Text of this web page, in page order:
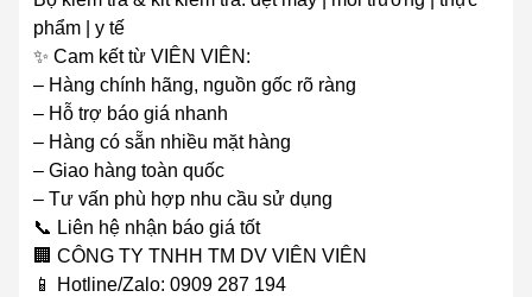
phẩm | y tế
✨ Cam kết từ VIÊN VIÊN:
– Hàng chính hãng, nguồn gốc rõ ràng
– Hỗ trợ báo giá nhanh
– Hàng có sẵn nhiều mặt hàng
– Giao hàng toàn quốc
– Tư vấn phù hợp nhu cầu sử dụng
📞 Liên hệ nhận báo giá tốt
🏢 CÔNG TY TNHH TM DV VIÊN VIÊN
📱 Hotline/Zalo: 0909 287 194